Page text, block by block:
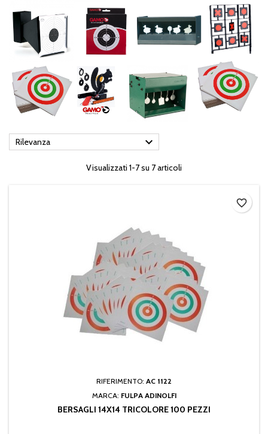
Rilevanza 
Visualizzati 1-7 su 7 articoli
RIFERIMENTO: AC 1122
MARCA: FULPA ADINOLFI
BERSAGLI 14X14 TRICOLORE 100 PEZZI
favorite_border